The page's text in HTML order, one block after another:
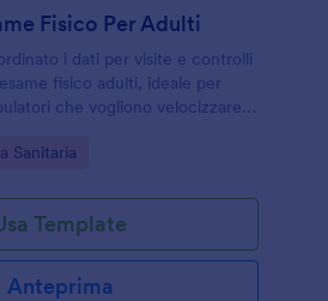
Fisico Per Adulti
i dati per visite e controlli
fisico adulti, ideale per
che vogliono velocizzare la
Sanitaria
Template
Anteprima